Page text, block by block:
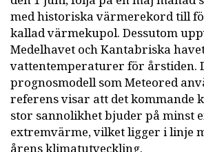
med historiska värmerekord till
kallad värmekupol. Dessutom
Medelhavet och Kantabriska
vattentemperaturer för årstiden.
prognosmodell som Meteored
referens visar att det kommande
stor sannolikhet bjuder på minst
extremvärme, vilket ligger i linje